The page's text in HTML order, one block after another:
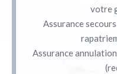
votre
Assurance
Assurance